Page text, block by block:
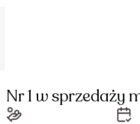
Nr 1 w sprzedaży